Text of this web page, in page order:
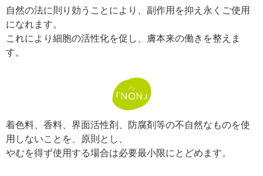
自然の法に則り効うことにより、副作用を抑え永くご使用
になれます。
これにより細胞の活性化を促し、膚本来の働きを整えま
す。
着色料、香料、界面活性剤、防腐剤等の不自然なものを使
用しないことを、原則とし、
やむを得ず使用する場合は必要最小限にとどめます。